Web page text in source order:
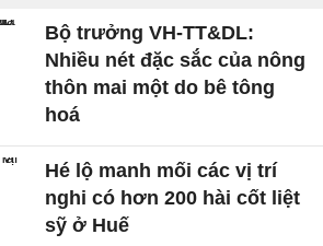
Bộ trưởng VH-TT&DL:
Nhiều nét đặc sắc của nông
thôn mai một do bê tông
hoá
Hé lộ manh mối các vị trí
nghi có hơn 200 hài cốt liệt
sỹ ở Huế